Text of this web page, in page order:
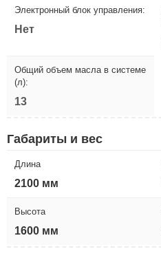
Электронный блок управления:
Нет
Общий объем масла в системе
(л):
13
Габариты и вес
Длина
2100 мм
Высота
1600 мм